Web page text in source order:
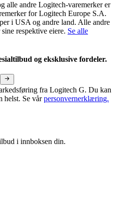
alle andre Logitech-varemerker er
for Logitech Europe S.A.
i USA og andre land. Alle andre
respektive eiere. Se alle
og eksklusive fordeler.
fra Logitech G. Du kan
helst. Se vårpersonvernerklæring.
i innboksen din.